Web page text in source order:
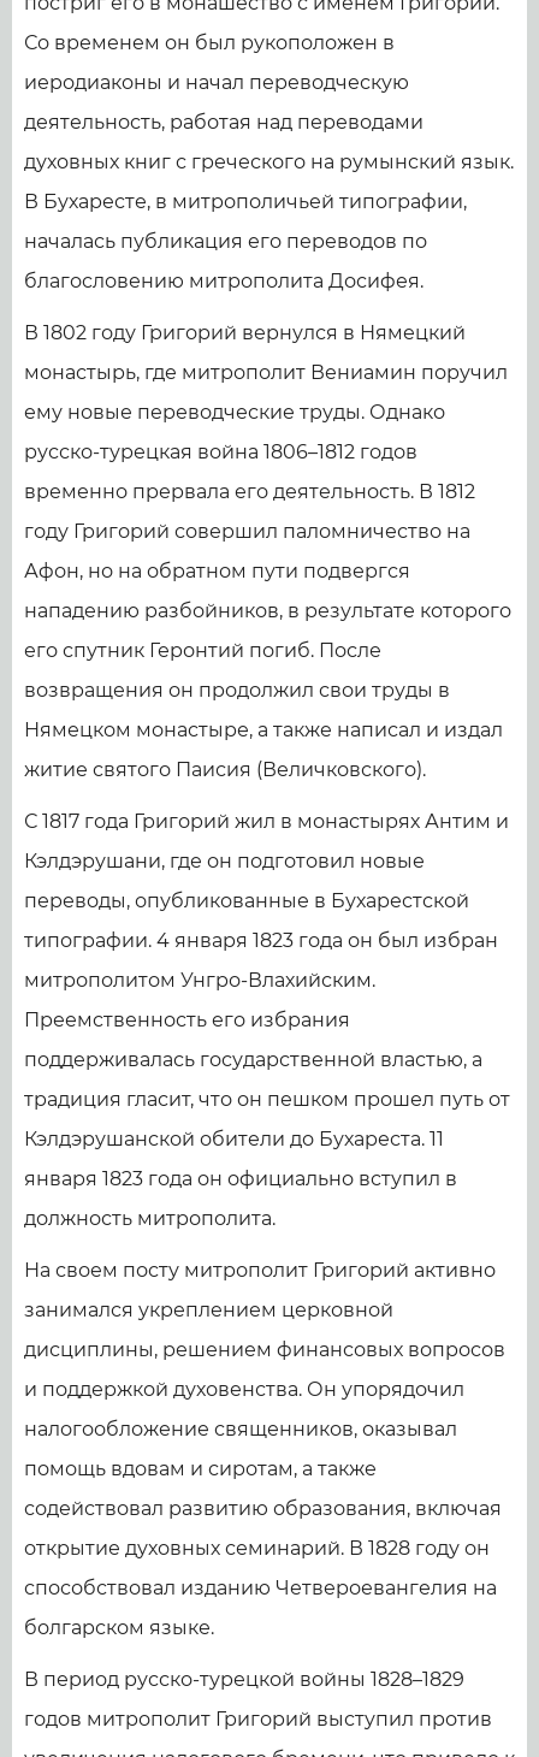
Со временем он был рукоположен в
иеродиаконы и начал переводческую
деятельность, работая над переводами
духовных книг с греческого на румынский язык.
В Бухаресте, в митрополичьей типографии,
началась публикация его переводов по
благословению митрополита Досифея.
В 1802 году Григорий вернулся в Нямецкий
монастырь, где митрополит Вениамин поручил
ему новые переводческие труды. Однако
русско-турецкая война 1806–1812 годов
временно прервала его деятельность. В 1812
году Григорий совершил паломничество на
Афон, но на обратном пути подвергся
нападению разбойников, в результате которого
его спутник Геронтий погиб. После
возвращения он продолжил свои труды в
Нямецком монастыре, а также написал и издал
житие святого Паисия (Величковского).
С 1817 года Григорий жил в монастырях Антим и
Кэлдэрушани, где он подготовил новые
переводы, опубликованные в Бухарестской
типографии. 4 января 1823 года он был избран
митрополитом Унгро-Влахийским.
Преемственность его избрания
поддерживалась государственной властью, а
традиция гласит, что он пешком прошел путь от
Кэлдэрушанской обители до Бухареста. 11
января 1823 года он официально вступил в
должность митрополита.
На своем посту митрополит Григорий активно
занимался укреплением церковной
дисциплины, решением финансовых вопросов
и поддержкой духовенства. Он упорядочил
налогообложение священников, оказывал
помощь вдовам и сиротам, а также
содействовал развитию образования, включая
открытие духовных семинарий. В 1828 году он
способствовал изданию Четвероевангелия на
болгарском языке.
В период русско-турецкой войны 1828–1829
годов митрополит Григорий выступил против